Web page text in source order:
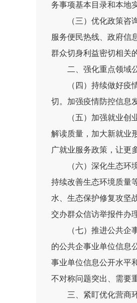
务事项基本目录和本地
（三）优化政策咨
服务便民热线、政府信
群众切身利益密切相关
二、强化重点领域
（四）持续做好疫
切。 加强疫情防控信息
（五）加强就业创
解读质量，加大新就业
广就业服务政策，让更
（六）深化生态环
持续改善生态环境质量
水、生态保护修复攻坚
交办群众信访举报件办
（七）推进公共企
的公共企事业单位信息
事业单位信息公开水平
不对称问题突出、需要
三、紧盯优化营商